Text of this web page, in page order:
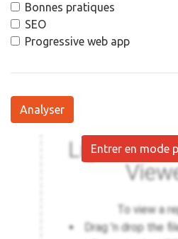
Bonnes pratiques
SEO
Progressive web app
Analyser
Entrer en mode